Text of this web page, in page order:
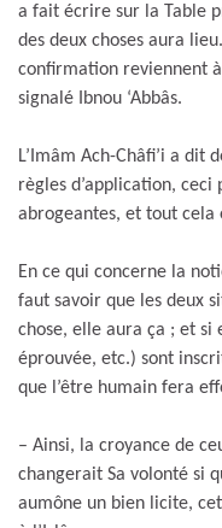
a fait écrire sur la Table
des deux choses aura
confirmation reviennent à
signalé Ibnou ‘Abbâs.
L’Imâm Ach-Châfi’i a dit
règles d’application,
abrogeantes, et tout cela
En ce qui concerne la
faut savoir que les deux
chose, elle aura ça ; et si
éprouvée, etc.) sont
que l’être humain fera
– Ainsi, la croyance de
changerait Sa volonté si
aumône un bien licite,